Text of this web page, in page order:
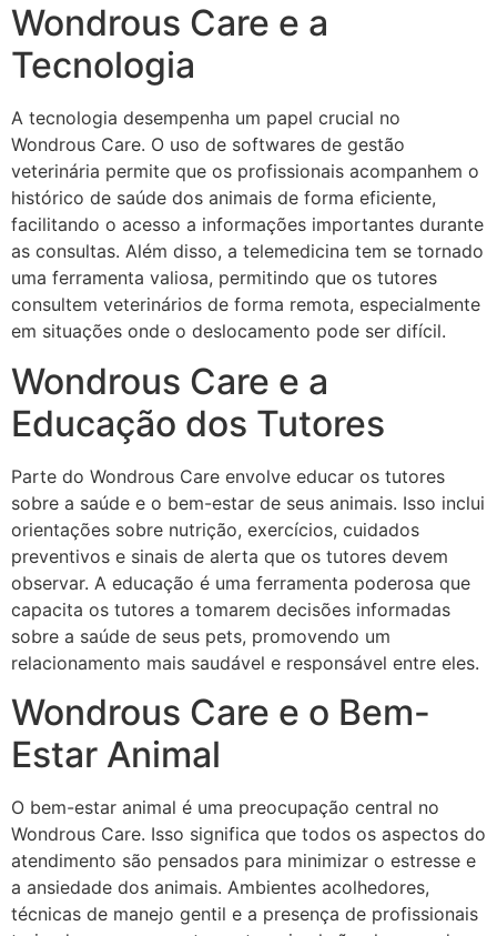
Wondrous Care e a
Tecnologia
A tecnologia desempenha um papel crucial no
Wondrous Care. O uso de softwares de gestão
veterinária permite que os profissionais acompanhem o
histórico de saúde dos animais de forma eficiente,
facilitando o acesso a informações importantes durante
as consultas. Além disso, a telemedicina tem se tornado
uma ferramenta valiosa, permitindo que os tutores
consultem veterinários de forma remota, especialmente
em situações onde o deslocamento pode ser difícil.
Wondrous Care e a
Educação dos Tutores
Parte do Wondrous Care envolve educar os tutores
sobre a saúde e o bem-estar de seus animais. Isso inclui
orientações sobre nutrição, exercícios, cuidados
preventivos e sinais de alerta que os tutores devem
observar. A educação é uma ferramenta poderosa que
capacita os tutores a tomarem decisões informadas
sobre a saúde de seus pets, promovendo um
relacionamento mais saudável e responsável entre eles.
Wondrous Care e o Bem-
Estar Animal
O bem-estar animal é uma preocupação central no
Wondrous Care. Isso significa que todos os aspectos do
atendimento são pensados para minimizar o estresse e
a ansiedade dos animais. Ambientes acolhedores,
técnicas de manejo gentil e a presença de profissionais